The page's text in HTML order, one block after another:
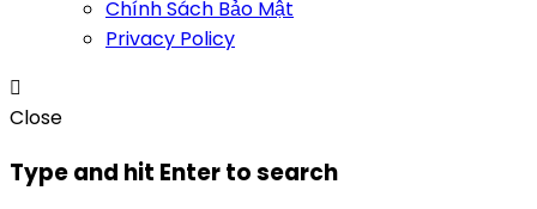
Chính Sách Bảo Mật
Privacy Policy
Close
Type and hit Enter to search